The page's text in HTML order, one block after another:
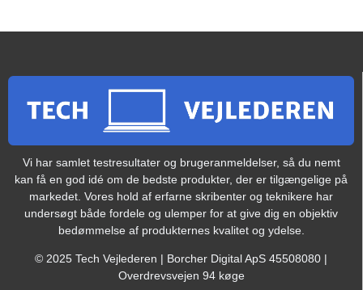
Vi har samlet testresultater og brugeranmeldelser, så du nemt
kan få en god idé om de bedste produkter, der er tilgængelige på
markedet. Vores hold af erfarne skribenter og teknikere har
undersøgt både fordele og ulemper for at give dig en objektiv
bedømmelse af produkternes kvalitet og ydelse.
© 2025 Tech Vejlederen | Borcher Digital ApS 45508080 |
Overdrevsvejen 94 køge